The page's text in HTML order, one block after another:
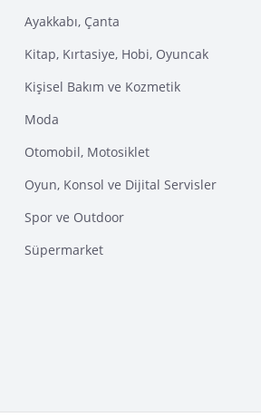
Ayakkabı, Çanta
Kitap, Kırtasiye, Hobi, Oyuncak
Kişisel Bakım ve Kozmetik
Moda
Otomobil, Motosiklet
Oyun, Konsol ve Dijital Servisler
Spor ve Outdoor
Süpermarket